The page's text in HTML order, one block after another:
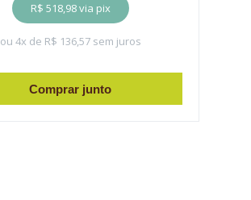
R$ 518,98via pix
ou 4x de R$ 136,57sem juros
Comprar junto